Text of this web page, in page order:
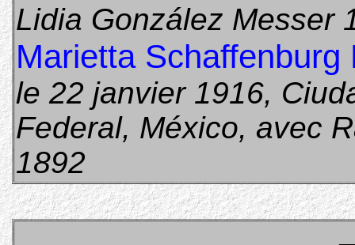
Lidia González Messer
Marietta Schaffenburg
le 22 janvier 1916,
Federal, México, avec
1892